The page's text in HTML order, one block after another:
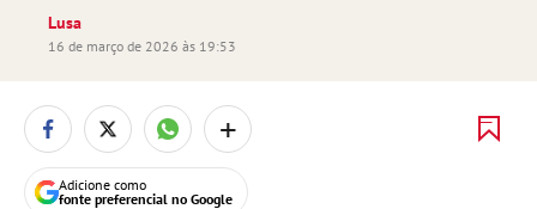
Lusa
16 de março de 2026 às 19:53
+
Adicione como
fonte preferencial no Google